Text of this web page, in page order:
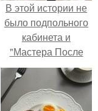
В этой истории не
было подпольного
кабинета и
"Мастера После
Двухнедельных
Курсов".